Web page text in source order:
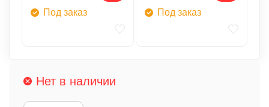
Под заказ Под заказ
Нет в наличии